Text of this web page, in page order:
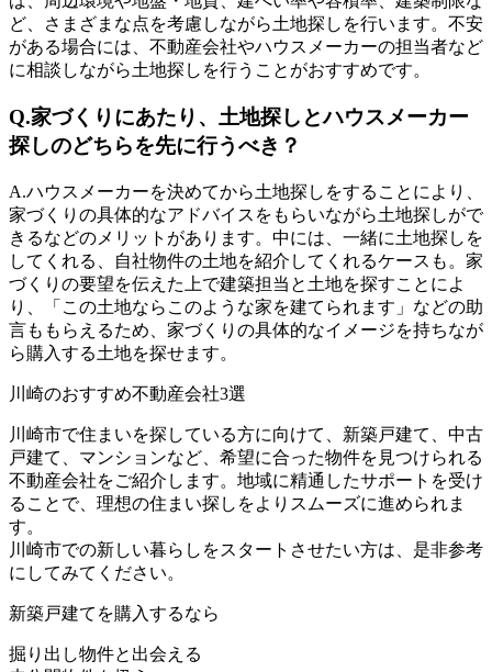
ど、さまざまな点を考慮しながら土地探しを行います。不安
がある場合には、不動産会社やハウスメーカーの担当者など
に相談しながら土地探しを行うことがおすすめです。
Q.家づくりにあたり、土地探しとハウスメーカー
探しのどちらを先に行うべき？
A.ハウスメーカーを決めてから土地探しをすることにより、
家づくりの具体的なアドバイスをもらいながら土地探しがで
きるなどのメリットがあります。中には、一緒に土地探しを
してくれる、自社物件の土地を紹介してくれるケースも。家
づくりの要望を伝えた上で建築担当と土地を探すことによ
り、「この土地ならこのような家を建てられます」などの助
言ももらえるため、家づくりの具体的なイメージを持ちなが
ら購入する土地を探せます。
川崎のおすすめ不動産会社3選
川崎市で住まいを探している方に向けて、新築戸建て、中古
戸建て、マンションなど、希望に合った物件を見つけられる
不動産会社をご紹介します。地域に精通したサポートを受け
ることで、理想の住まい探しをよりスムーズに進められま
す。
川崎市での新しい暮らしをスタートさせたい方は、是非参考
にしてみてください。
新築戸建て を購入するなら
掘り出し物件と出会える